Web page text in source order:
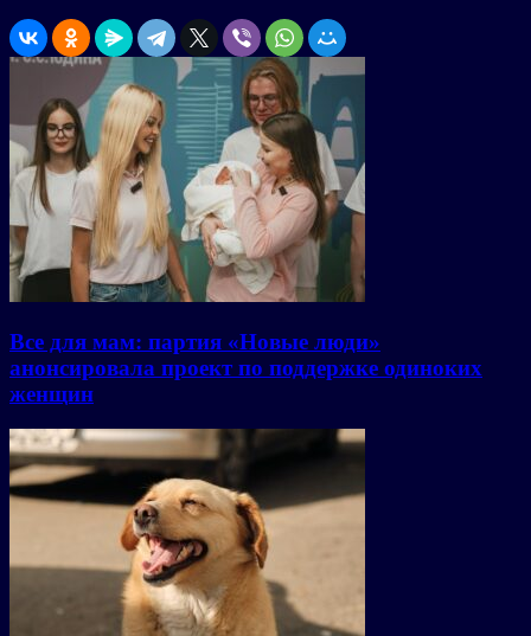
Все для мам: партия «Новые люди»
анонсировала проект по поддержке одиноких
женщин